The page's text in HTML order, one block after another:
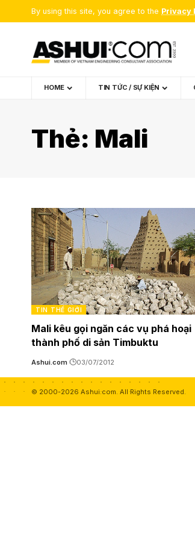
By using this site, you agree to the Privacy
HOME TIN TỨC / SỰ KIỆN
Thẻ: Mali
TIN THẾ GIỚI
Mali kêu gọi ngăn các vụ phá hoại
thành phố di sản Timbuktu
Ashui.com 03/07/2012
© 2000-2026 Ashui.com. All Rights Reserved.